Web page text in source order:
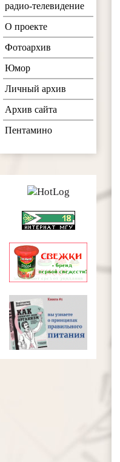
радио-телевидение
О проекте
Фотоархив
Юмор
Личный архив
Архив сайта
Пентамино